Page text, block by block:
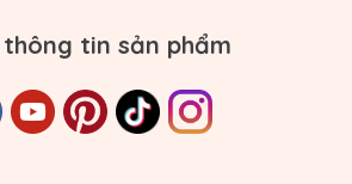
thông tin sản phẩm